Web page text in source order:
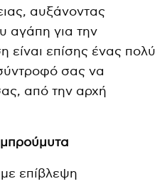
αυξάνοντας
αγάπη για την
επίσης ένας πολύ
σας να
από την αρχή
επίβλεψη